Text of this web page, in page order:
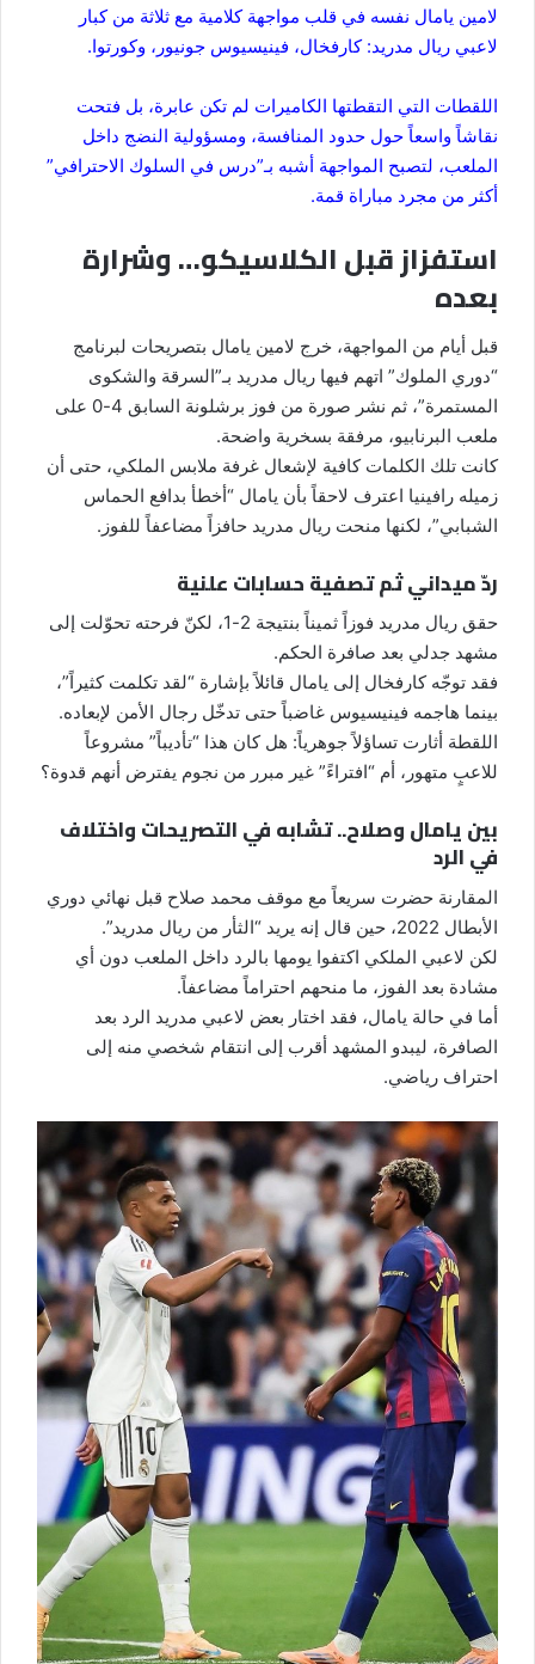
لامين يامال نفسه في قلب مواجهة كلامية مع ثلاثة من كبار
لاعبي ريال مدريد: كارفخال، فينيسيوس جونيور، وكورتوا.
اللقطات التي التقطتها الكاميرات لم تكن عابرة، بل فتحت
نقاشاً واسعاً حول حدود المنافسة، ومسؤولية النضج داخل
الملعب، لتصبح المواجهة أشبه بـ”درس في السلوك الاحترافي”
أكثر من مجرد مباراة قمة.
استفزاز قبل الكلاسيكو… وشرارة
بعده
قبل أيام من المواجهة، خرج لامين يامال بتصريحات لبرنامج
“دوري الملوك” اتهم فيها ريال مدريد بـ”السرقة والشكوى
المستمرة”، ثم نشر صورة من فوز برشلونة السابق 4-0 على
ملعب البرنابيو، مرفقة بسخرية واضحة.
كانت تلك الكلمات كافية لإشعال غرفة ملابس الملكي، حتى أن
زميله رافينيا اعترف لاحقاً بأن يامال “أخطأ بدافع الحماس
الشبابي”، لكنها منحت ريال مدريد حافزاً مضاعفاً للفوز.
ردّ ميداني ثم تصفية حسابات علنية
حقق ريال مدريد فوزاً ثميناً بنتيجة 2-1، لكنّ فرحته تحوّلت إلى
مشهد جدلي بعد صافرة الحكم.
فقد توجّه كارفخال إلى يامال قائلاً بإشارة “لقد تكلمت كثيراً”،
بينما هاجمه فينيسيوس غاضباً حتى تدخّل رجال الأمن لإبعاده.
اللقطة أثارت تساؤلاً جوهرياً: هل كان هذا “تأديباً” مشروعاً
للاعبٍ متهور، أم “افتراءً” غير مبرر من نجوم يفترض أنهم قدوة؟
بين يامال وصلاح.. تشابه في التصريحات واختلاف
في الرد
المقارنة حضرت سريعاً مع موقف محمد صلاح قبل نهائي دوري
الأبطال 2022، حين قال إنه يريد “الثأر من ريال مدريد”.
لكن لاعبي الملكي اكتفوا يومها بالرد داخل الملعب دون أي
مشادة بعد الفوز، ما منحهم احتراماً مضاعفاً.
أما في حالة يامال، فقد اختار بعض لاعبي مدريد الرد بعد
الصافرة، ليبدو المشهد أقرب إلى انتقام شخصي منه إلى
احتراف رياضي.